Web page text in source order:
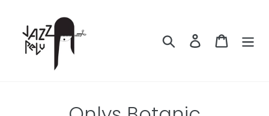
directamente
contenido
Buscar IngresarCarrito